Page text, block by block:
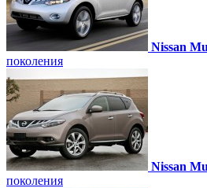
Nissan
поколения
Nissan
поколения